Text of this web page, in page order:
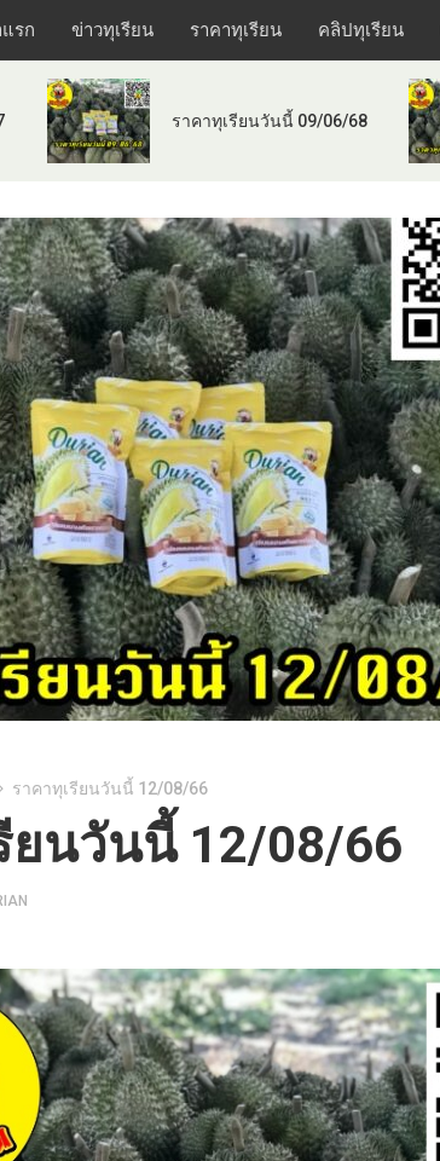
รก ข่าวทุเรียน ราคาทุเรียน คลิปทุเรียน
ราคาทุเรียนวันนี้ 09/06/68
ราคาทุเรียนวันนี้ 12/08/66
ยนวันนี้ 12/08/66